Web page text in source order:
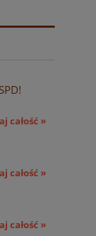
całość »
całość »
całość »